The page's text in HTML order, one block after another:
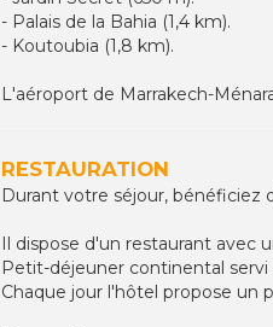
- Palais de la Bahia (1,4 km).
- Koutoubia (1,8 km).
L'aéroport de Marrakech-
RESTAURATION
Durant votre séjour, bénéficiez
Il dispose d'un restaurant avec
Petit-déjeuner continental servi
Chaque jour l'hôtel propose un